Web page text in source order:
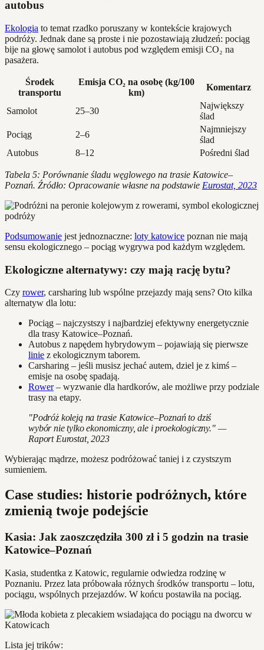
autobus
Ekologia to temat rzadko poruszany w kontekście krajowych
podróży. Jednak dane są proste i nie pozostawiają złudzeń: pociąg
bije na głowę samolot i autobus pod względem emisji CO₂ na
pasażera.
Środek
transportu
Emisja CO₂ na osobę (kg/100
km)
Komentarz
Samolot 25–30
Największy
ślad
Pociąg
2–6
Najmniejszy
ślad
Autobus
8–12 Pośredni ślad
Tabela 5: Porównanie śladu węglowego na trasie Katowice–
Poznań. Źródło: Opracowanie własne na podstawie Eurostat, 2023
Podsumowanie jest jednoznaczne: loty katowice poznan nie mają
sensu ekologicznego – pociąg wygrywa pod każdym względem.
Ekologiczne alternatywy: czy mają rację bytu?
Czy rower, carsharing lub wspólne przejazdy mają sens? Oto kilka
alternatyw dla lotu:
Pociąg – najczystszy i najbardziej efektywny energetycznie
dla trasy Katowice–Poznań.
Autobus z napędem hybrydowym – pojawiają się pierwsze
linie z ekologicznym taborem.
Carsharing – jeśli musisz jechać autem, dziel je z kimś –
emisje na osobę spadają.
Rower– wyzwanie dla hardkorów, ale możliwe przy podziale
trasy na etapy.
"Podróż koleją na trasie Katowice–Poznań to dziś
wybór nie tylko ekonomiczny, ale i proekologiczny." —
Raport Eurostat, 2023
Wybierając mądrze, możesz podróżować taniej i z czystszym
sumieniem.
Case studies: historie podróżnych, które
zmienią twoje podejście
Kasia: Jak zaoszczędziła 300 zł i 5 godzin na trasie
Katowice–Poznań
Kasia, studentka z Katowic, regularnie odwiedza rodzinę w
Poznaniu. Przez lata próbowała różnych środków transportu – lotu,
pociągu, wspólnych przejazdów. W końcu postawiła na pociąg.
Lista jej trików: